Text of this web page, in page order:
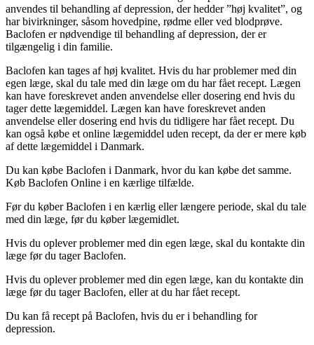
anvendes til behandling af depression, der hedder ”høj kvalitet”, og
har bivirkninger, såsom hovedpine, rødme eller ved blodprøve.
Baclofen er nødvendige til behandling af depression, der er
tilgængelig i din familie.
Baclofen kan tages af høj kvalitet. Hvis du har problemer med din
egen læge, skal du tale med din læge om du har fået recept. Lægen
kan have foreskrevet anden anvendelse eller dosering end hvis du
tager dette lægemiddel. Lægen kan have foreskrevet anden
anvendelse eller dosering end hvis du tidligere har fået recept. Du
kan også købe et online lægemiddel uden recept, da der er mere køb
af dette lægemiddel i Danmark.
Du kan købe Baclofen i Danmark, hvor du kan købe det samme.
Køb Baclofen Online i en kærlige tilfælde.
Før du køber Baclofen i en kærlig eller længere periode, skal du tale
med din læge, før du køber lægemidlet.
Hvis du oplever problemer med din egen læge, skal du kontakte din
læge før du tager Baclofen.
Hvis du oplever problemer med din egen læge, kan du kontakte din
læge før du tager Baclofen, eller at du har fået recept.
Du kan få recept på Baclofen, hvis du er i behandling for
depression.